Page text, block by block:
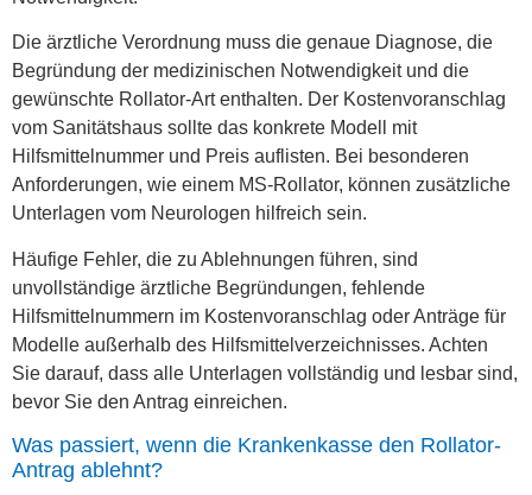
Die ärztliche Verordnung muss die genaue Diagnose, die
Begründung der medizinischen Notwendigkeit und die
gewünschte Rollator-Art enthalten. Der Kostenvoranschlag
vom Sanitätshaus sollte das konkrete Modell mit
Hilfsmittelnummer und Preis auflisten. Bei besonderen
Anforderungen, wie einem MS-Rollator, können zusätzliche
Unterlagen vom Neurologen hilfreich sein.
Häufige Fehler, die zu Ablehnungen führen, sind
unvollständige ärztliche Begründungen, fehlende
Hilfsmittelnummern im Kostenvoranschlag oder Anträge für
Modelle außerhalb des Hilfsmittelverzeichnisses. Achten
Sie darauf, dass alle Unterlagen vollständig und lesbar sind,
bevor Sie den Antrag einreichen.
Was passiert, wenn die Krankenkasse den Rollator-
Antrag ablehnt?